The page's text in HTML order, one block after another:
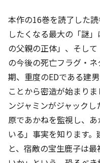
本作の16巻を読了した
したくなる最大の「謎
の父親の正体」、そし
の今後の死亡フラグ・
期、重度のEDである建
ことから密造が始まり
ンジャミンがジャック
原であかねを監視し、
いる」事実を知ります
と、宿敵の宝生鹿子は